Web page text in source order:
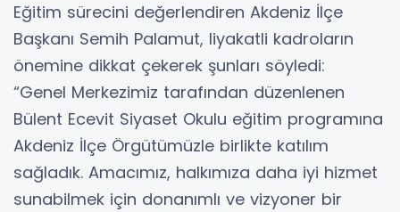
Eğitim sürecini değerlendiren Akdeniz İlçe
Başkanı Semih Palamut, liyakatli kadroların
önemine dikkat çekerek şunları söyledi:
“Genel Merkezimiz tarafından düzenlenen
Bülent Ecevit Siyaset Okulu eğitim programına
Akdeniz İlçe Örgütümüzle birlikte katılım
sağladık. Amacımız, halkımıza daha iyi hizmet
sunabilmek için donanımlı ve vizyoner bir